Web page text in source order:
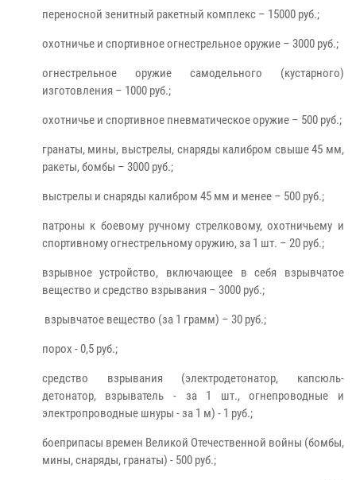
переносной зенитный ракетный комплекс – 15000 руб.;
охотничье и спортивное огнестрельное оружие – 3000 руб.;
огнестрельное оружие самодельного (кустарного)
изготовления – 1000 руб.;
охотничье и спортивное пневматическое оружие – 500 руб.;
гранаты, мины, выстрелы, снаряды калибром свыше 45 мм,
ракеты, бомбы – 3000 руб.;
выстрелы и снаряды калибром 45 мм и менее – 500 руб.;
патроны к боевому ручному стрелковому, охотничьему и
спортивному огнестрельному оружию, за 1 шт. – 20 руб.;
взрывное устройство, включающее в себя взрывчатое
вещество и средство взрывания – 3000 руб.;
взрывчатое вещество (за 1 грамм) – 30 руб.;
порох - 0,5 руб.;
средство взрывания (электродетонатор, капсюль-
детонатор, взрыватель - за 1 шт., огнепроводные и
электропроводные шнуры - за 1 м) - 1 руб.;
боеприпасы времен Великой Отечественной войны (бомбы,
мины, снаряды, гранаты) - 500 руб.;